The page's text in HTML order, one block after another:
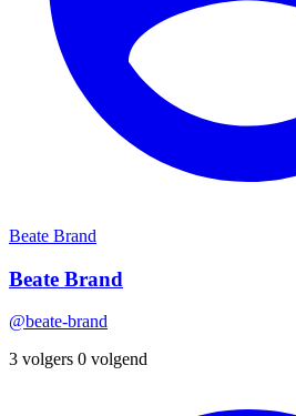
Beate Brand
Beate Brand
@beate-brand
3 volgers 0 volgend